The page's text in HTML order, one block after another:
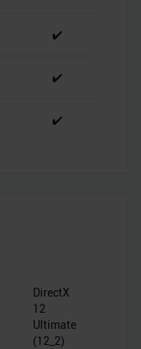
bereitgestellt
✔️
✔️
✔️
DirectX
12
Ultimate
(12_2)